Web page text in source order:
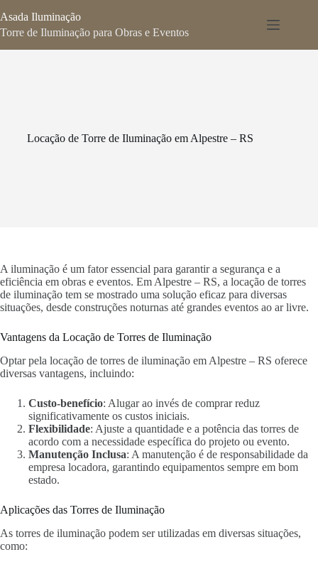
para
o
Asada Iluminação
Torre de Iluminação para Obras e Eventos
Locação de Torre de Iluminação em Alpestre – RS
A iluminação é um fator essencial para garantir a segurança e a
eficiência em obras e eventos. Em Alpestre – RS, a locação de torres
de iluminação tem se mostrado uma solução eficaz para diversas
situações, desde construções noturnas até grandes eventos ao ar livre.
Vantagens da Locação de Torres de Iluminação
Optar pela locação de torres de iluminação em Alpestre – RS oferece
diversas vantagens, incluindo:
Custo-benefício: Alugar ao invés de comprar reduz
significativamente os custos iniciais.
Flexibilidade: Ajuste a quantidade e a potência das torres de
acordo com a necessidade específica do projeto ou evento.
Manutenção Inclusa: A manutenção é de responsabilidade da
empresa locadora, garantindo equipamentos sempre em bom
estado.
Aplicações das Torres de Iluminação
As torres de iluminação podem ser utilizadas em diversas situações,
como: